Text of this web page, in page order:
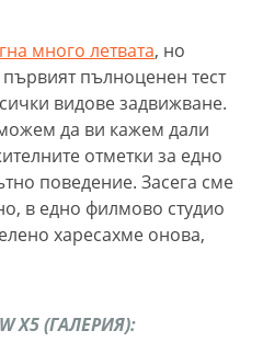
много летвата, но
пълноценен тест
видове задвижване.
да ви кажем дали
отметки за едно
поведение. Засега сме
в едно филмово студио
харесахме онова,
X5 (ГАЛЕРИЯ):